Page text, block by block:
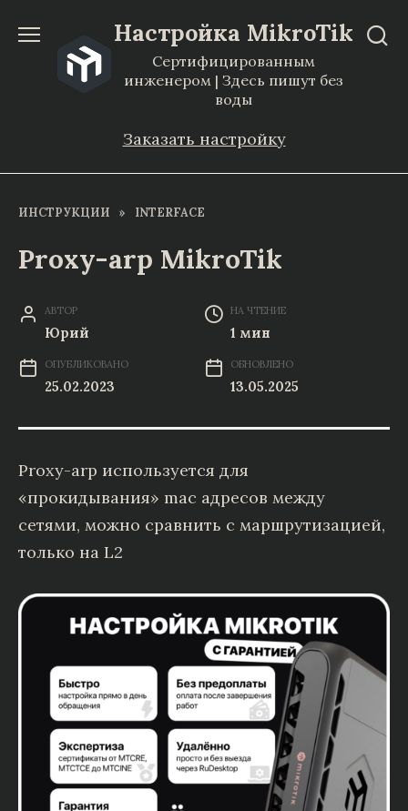
содержанию
Настройка MikroTik
Сертифицированным
инженером | Здесь пишут без
воды
Заказать настройку
ИНСТРУКЦИИ » INTERFACE
Proxy-arp MikroTik
АВТОР
Юрий
НА ЧТЕНИЕ
1 мин
ОПУБЛИКОВАНО
25.02.2023
ОБНОВЛЕНО
13.05.2025
Proxy-arp используется для
«прокидывания» mac адресов между
сетями, можно сравнить с маршрутизацией,
только на L2